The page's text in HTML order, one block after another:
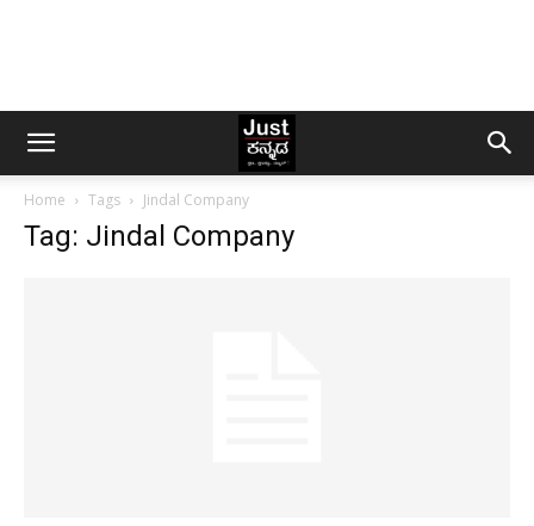
Home Tags Jindal Company
Tag: Jindal Company